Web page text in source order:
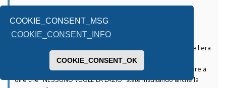
COOKIE_CONSENT_MSG
COOKIE_CONSENT_INFO
COOKIE_CONSENT_OK
Le offerte DA COME DICONO sono più di due
Io l'ho scritto la scorsa estate e rimango dell'idea, ad oggi, che l'era
Lotito sta finendo.
Poi se volete continuare a fa i cojoni, a cazzeggià o a continuare a
dire che "NESSUNO VUOLE LA LAZIO" state insultando anche la